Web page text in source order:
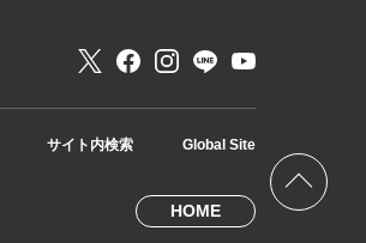
サイト内検索 Global Site
HOME